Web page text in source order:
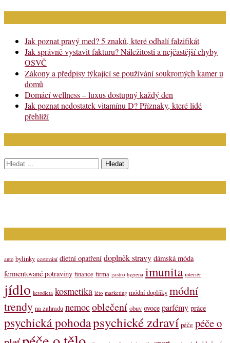
Jak poznat pravý med? 5 znaků, které odhalí falzifikát
Jak správně vystavit fakturu? Náležitosti a nejčastější chyby
OSVČ
Zákony a předpisy týkající se používání soukromých kamer u
domů
Domácí wellness – luxus dostupný každý den
Jak poznat nedostatek vitamínu D? Příznaky, které lidé
přehlíží
Vyhledávání
auto bylinky cestování dietní opatření doplněk stravy dámská móda
fermentované potraviny finance firma gastro hygiena imunita interiér
jídlo ketodieta kosmetika léto marketing módní doplňky módní
trendy na zahradu nemocoblečení obuv ovoce parfémy práce
psychická pohodapsychické zdraví péče péče o